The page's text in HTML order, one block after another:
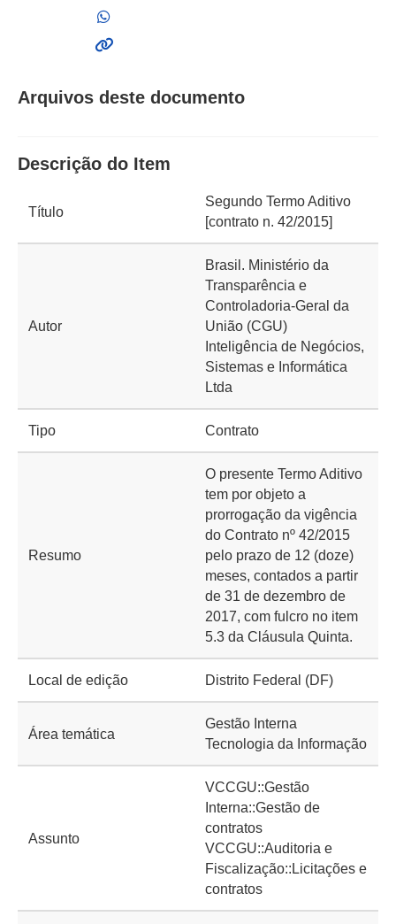
Arquivos deste documento
Descrição do Item
Título
Segundo Termo Aditivo
[contrato n. 42/2015]
Autor
Brasil. Ministério da
Transparência e
Controladoria-Geral da
União (CGU)
Inteligência de Negócios,
Sistemas e Informática
Ltda
Tipo Contrato
Resumo
O presente Termo Aditivo
tem por objeto a
prorrogação da vigência
do Contrato nº 42/2015
pelo prazo de 12 (doze)
meses, contados a partir
de 31 de dezembro de
2017, com fulcro no item
5.3 da Cláusula Quinta.
Local de edição Distrito Federal (DF)
Área temática
Gestão Interna
Tecnologia da Informação
Assunto
VCCGU::Gestão
Interna::Gestão de
contratos
VCCGU::Auditoria e
Fiscalização::Licitações e
contratos